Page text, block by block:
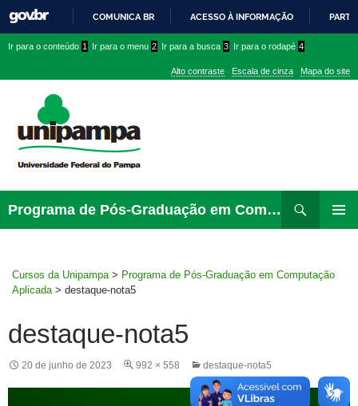
PARA
CONTEÚDO
COMUNICA BR ACESSO À INFORMAÇÃO
conteúdo
menu
superior
menu
Ir para o conteúdo 1 Ir para o menu 2 Ir para a busca 3 Ir para o rodapé 4
Alto contraste Escala de cinza Mapa do site
Programa de Pós-Graduação em Computação Aplicada
para
Cursos da Unipampa > Programa de Pós-Graduação em Computação
Aplicada > destaque-nota5
destaque-nota5
20 de junho de 2023 992 × 558 destaque-nota5